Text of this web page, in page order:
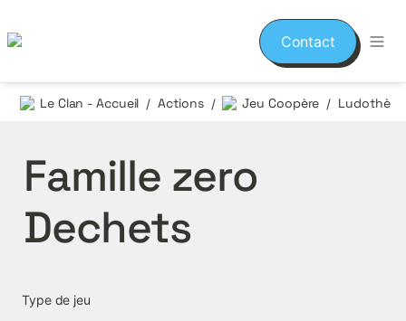
Contact
Le Clan - Accueil / Actions / Jeu Coopère /
Famille zero
Dechets
Type de jeu